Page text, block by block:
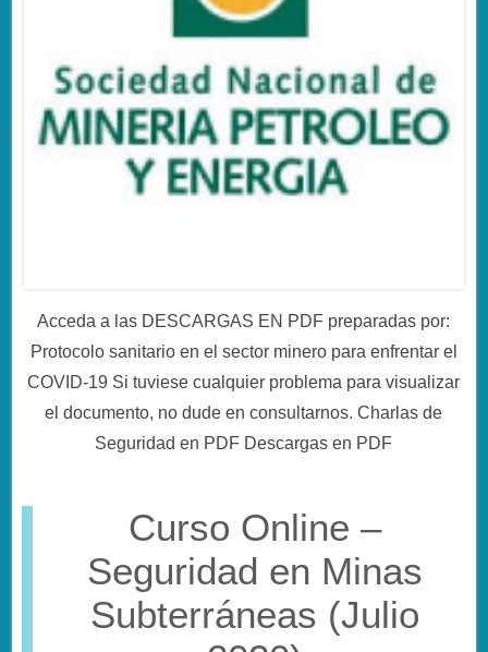
Acceda a las DESCARGAS EN PDF preparadas por:
Protocolo sanitario en el sector minero para enfrentar el
COVID-19 Si tuviese cualquier problema para visualizar
el documento, no dude en consultarnos. Charlas de
Seguridad en PDF Descargas en PDF
Curso Online –
Seguridad en Minas
Subterráneas (Julio